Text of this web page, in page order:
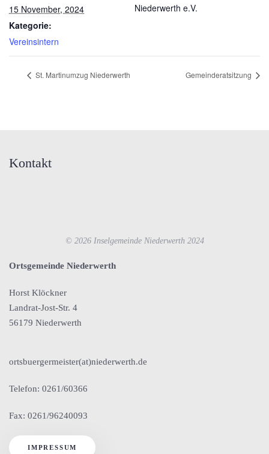
15 November, 2024
Kategorie:
Vereinsintern
Niederwerth e.V.
St. Martinumzug Niederwerth Gemeinderatsitzung
Kontakt
© 2026Inselgemeinde Niederwerth 2024
Ortsgemeinde Niederwerth
Horst Klöckner
Landrat-Jost-Str. 4
56179 Niederwerth
ortsbuergermeister(at)niederwerth.de
Telefon: 0261/60366
Fax: 0261/96240093
IMPRESSUM